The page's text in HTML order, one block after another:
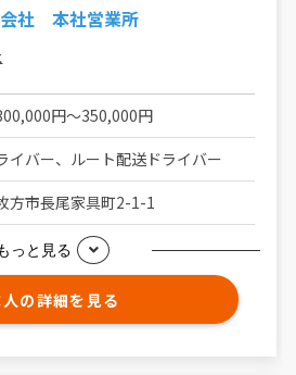
会社 本社営業所
円〜350,000円
イバー、ルート配送ドライバー
方市長尾家具町2-1-1
っと見る
の詳細を見る